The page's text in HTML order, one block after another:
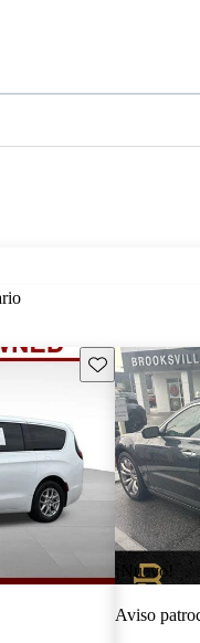
Guarda este
¡Nuevo!
Aviso